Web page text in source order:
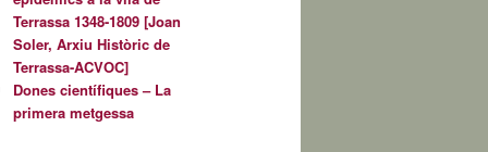
Terrassa 1348-1809 [Joan
Soler, Arxiu Històric de
Terrassa-ACVOC]
Dones científiques – La
primera metgessa